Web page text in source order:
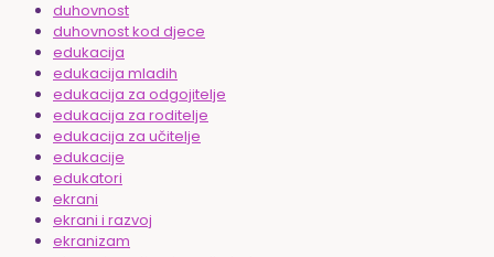
duhovnost
duhovnost kod djece
edukacija
edukacija mladih
edukacija za odgojitelje
edukacija za roditelje
edukacija za učitelje
edukacije
edukatori
ekrani
ekrani i razvoj
ekranizam